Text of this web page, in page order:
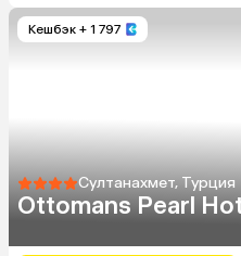
Кешбэк + 1 797
Султанахмет, Турция
Ottomans Pearl